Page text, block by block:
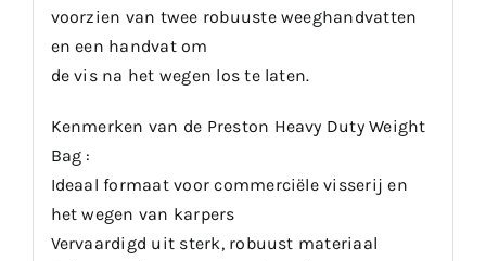
voorzien van twee robuuste weeghandvatten
en een handvat om
de vis na het wegen los te laten.
Kenmerken van de Preston Heavy Duty Weight
Bag :
Ideaal formaat voor commerciële visserij en
het wegen van karpers
Vervaardigd uit sterk, robuust materiaal